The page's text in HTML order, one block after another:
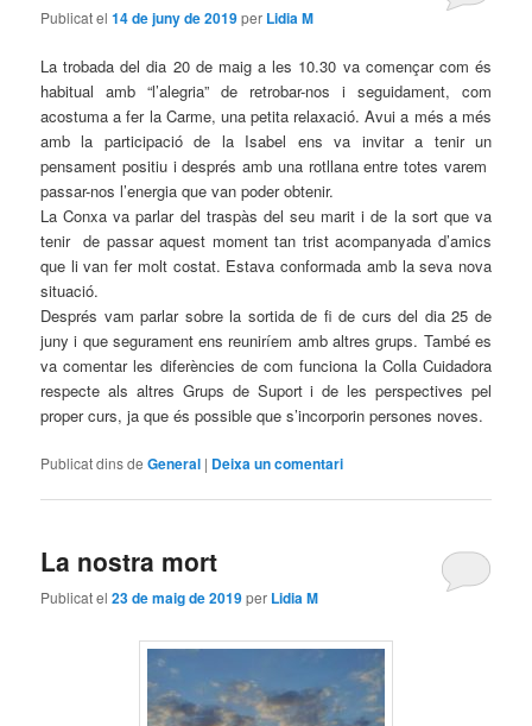
Publicat el14 de juny de 2019per Lidia M
La trobada del dia 20 de maig a les 10.30 va començar com és
habitual amb “l’alegria” de retrobar-nos i seguidament, com
acostuma a fer la Carme, una petita relaxació. Avui a més a més
amb la participació de la Isabel ens va invitar a tenir un
pensament positiu i després amb una rotllana entre totes varem
passar-nos l’energia que van poder obtenir.
La Conxa va parlar del traspàs del seu marit i de la sort que va
tenir de passar aquest moment tan trist acompanyada d’amics
que li van fer molt costat. Estava conformada amb la seva nova
situació.
Després vam parlar sobre la sortida de fi de curs del dia 25 de
juny i que segurament ens reuniríem amb altres grups. També es
va comentar les diferències de com funciona la Colla Cuidadora
respecte als altres Grups de Suport i de les perspectives pel
proper curs, ja que és possible que s’incorporin persones noves.
Publicat dins de General | Deixa un comentari
La nostra mort
Publicat el23 de maig de 2019per Lidia M